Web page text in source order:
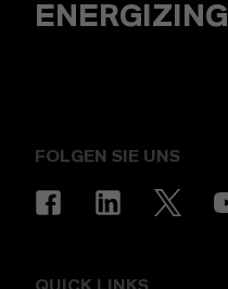
ENERGIZING
FOLGEN SIE UNS